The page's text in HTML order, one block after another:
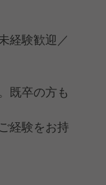
経験歓迎／
既卒の方も
経験をお持